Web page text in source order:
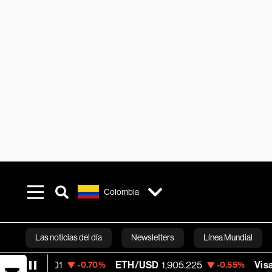
Colombia
Las noticias del día Newsletters Línea Mundial
Bloomberg
ETH/USD 1,905.225 -0.55% Visa 369.66